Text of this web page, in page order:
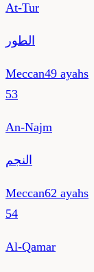
At-Tur
الطور
Meccan49 ayahs
53
An-Najm
النجم
Meccan62 ayahs
54
Al-Qamar